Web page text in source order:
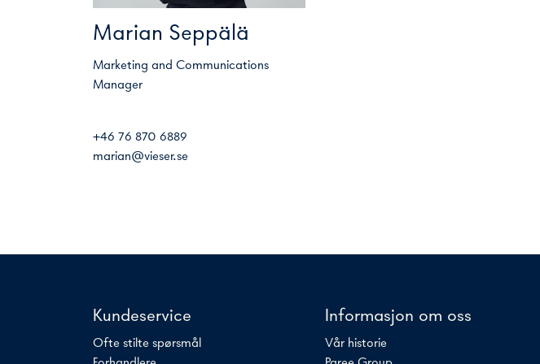
Marian Seppälä
Marketing and Communications
Manager
+46 76 870 6889
marian@vieser.se
Kundeservice
Ofte stilte spørsmål
Informasjon om oss
Vår historie